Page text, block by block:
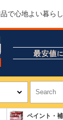
で心地よい暮ら
ペイント・